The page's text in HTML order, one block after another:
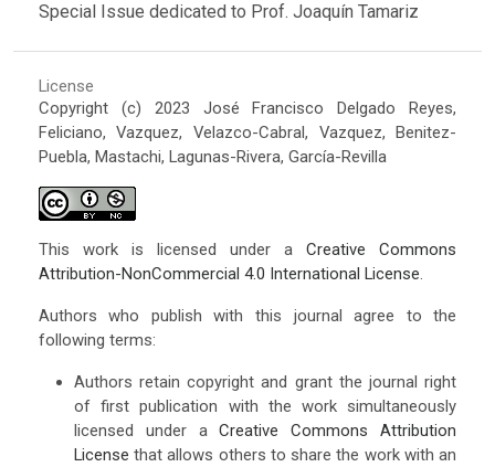
Special Issue dedicated to Prof. Joaquín Tamariz
License
Copyright (c) 2023 José Francisco Delgado Reyes,
Feliciano, Vazquez, Velazco-Cabral, Vazquez, Benitez-
Puebla, Mastachi, Lagunas-Rivera, García-Revilla
This work is licensed under aCreative Commons
Attribution-NonCommercial 4.0 International License.
Authors who publish with this journal agree to the
following terms:
Authors retain copyright and grant the journal right
of first publication with the work simultaneously
licensed under aCreative Commons Attribution
License that allows others to share the work with an